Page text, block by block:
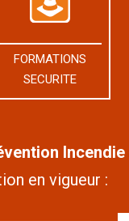
FORMATIONS
SECURITE
Incendie
en vigueur :